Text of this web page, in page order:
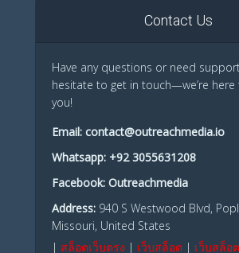
Contact Us
Have any questions or need
hesitate to get in touch—we’re
you!
Email: contact@outreachmedia.io
Whatsapp: +92 3055631208
Facebook: Outreachmedia
Address: 940 S Westwood Blvd,
Missouri, United States
| สล็อตเว็บตรง | เว็บสล็อต | เว็บสล็อต